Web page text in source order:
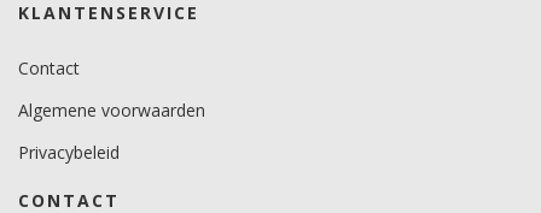
KLANTENSERVICE
Contact
Algemene voorwaarden
Privacybeleid
CONTACT